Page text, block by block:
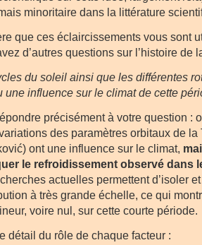
minoritaire dans la littérature
que ces éclaircissements vous sont
d’autres questions sur l’histoire de
du soleil ainsi que les différentes
une influence sur le climat de cette
précisément à votre question :
des paramètres orbitaux de la
ont une influence sur le climat,
le refroidissement observé dans
actuelles permettent d’isoler
à très grande échelle, ce qui
voire nul, sur cette courte période.
détail du rôle de chaque facteur :